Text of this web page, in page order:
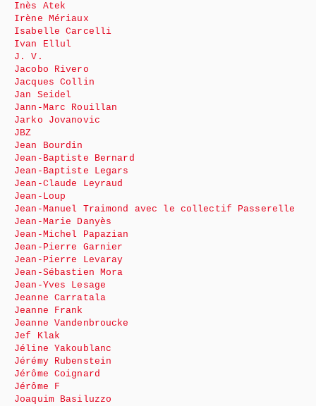
Inès Atek
Irène Mériaux
Isabelle Carcelli
Ivan Ellul
J. V.
Jacobo Rivero
Jacques Collin
Jan Seidel
Jann-Marc Rouillan
Jarko Jovanovic
JBZ
Jean Bourdin
Jean-Baptiste Bernard
Jean-Baptiste Legars
Jean-Claude Leyraud
Jean-Loup
Jean-Manuel Traimond avec le collectif Passerelle
Jean-Marie Danyès
Jean-Michel Papazian
Jean-Pierre Garnier
Jean-Pierre Levaray
Jean-Sébastien Mora
Jean-Yves Lesage
Jeanne Carratala
Jeanne Frank
Jeanne Vandenbroucke
Jef Klak
Jéline Yakoublanc
Jérémy Rubenstein
Jérôme Coignard
Jérôme F
Joaquim Basiluzzo